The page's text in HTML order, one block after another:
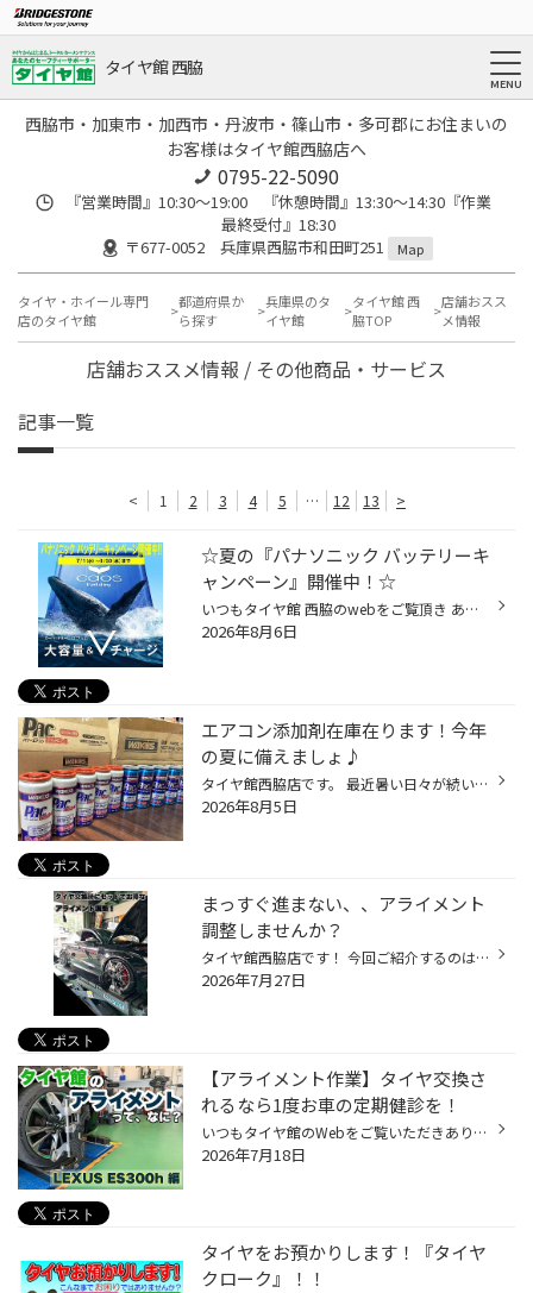
タイヤ館 西脇
西脇市・加東市・加西市・丹波市・篠山市・多可郡にお住まいの
お客様はタイヤ館西脇店へ
0795-22-5090
『営業時間』10:30～19:00 『休憩時間』13:30～14:30『作業
最終受付』18:30
〒677-0052 兵庫県西脇市和田町251
Map
タイヤ・ホイール専門
店のタイヤ館
都道府県か
ら探す
兵庫県のタ
イヤ館
タイヤ館 西
脇TOP
店舗おスス
メ情報
店舗おススメ情報 / その他商品・サービス
記事一覧
< 1 2 3 4 5 … 12 13 >
☆夏の『パナソニック バッテリーキ
ャンペーン』開催中！☆
いつもタイヤ館 西脇のwebをご覧頂き ありがとうございます！ タイヤ館 西脇では、 7/1(水)～9/30(水)まで 春の『パナソニック バッテリーキャンペーン』を開催中です☆ パナソニック バッテリーがお得に買えるチャンスです！ パナソニック以外のメーカーでもキャンペーン価格で 対応可能ですので、...
2026年8月6日
エアコン添加剤在庫在ります！今年
の夏に備えましょ♪
タイヤ館西脇店です。 最近暑い日々が続いていますね。 今年も猛暑の予感・・・なので！ エアコン添加剤！在庫あります！ 『WAKO'S パワーエアコン PAC1234』 こちらの商品は これまでのエアコンシステムに使用していた特定フロンや代替フロンは、 地球温暖化や環境問題から排出や使用が制限されて...
2026年8月5日
まっすぐ進まない、、アライメント
調整しませんか？
タイヤ館西脇店です！ 今回ご紹介するのは、アライメント調整！ 車がまっすぐ進まない、 ハンドルがずれている、、 タイヤの減り方がおかしい、、 そんな方にオススメなのがアライメント調整です。 専用の機械を使ってミリ単位で調整します！ アライメント調整をするメリット 「燃費や操縦安定性が...
2026年7月27日
【アライメント作業】タイヤ交換さ
れるなら1度お車の定期健診を！
いつもタイヤ館のWebをご覧いただきありがとうございます！ 本日は近隣タイヤ館直営店舗にて承りましたアライメント作業をご紹介致します WEBへの掲載をご快諾頂きましたお客様誠にありがとうございます！ ************************************** 突然ですが、みなさん。タイヤ専門店でタイヤ交換...
2026年7月18日
タイヤをお預かりします！『タイヤ
クローク』！！